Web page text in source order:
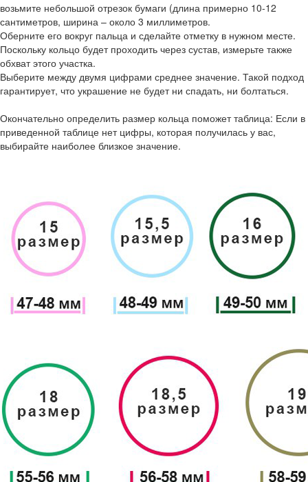
возьмите небольшой отрезок бумаги (длина примерно 10-12
сантиметров, ширина – около 3 миллиметров.
Оберните его вокруг пальца и сделайте отметку в нужном месте.
Поскольку кольцо будет проходить через сустав, измерьте также
обхват этого участка.
Выберите между двумя цифрами среднее значение. Такой подход
гарантирует, что украшение не будет ни спадать, ни болтаться.
Окончательно определить размер кольца поможет таблица: Если в
приведенной таблице нет цифры, которая получилась у вас,
выбирайте наиболее близкое значение.